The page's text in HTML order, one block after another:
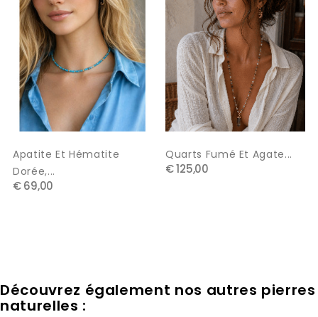
Apatite Et Hématite
Dorée,...
€ 69,00
Quarts Fumé Et Agate...
€ 125,00
Découvrez également nos autres pierres
naturelles :